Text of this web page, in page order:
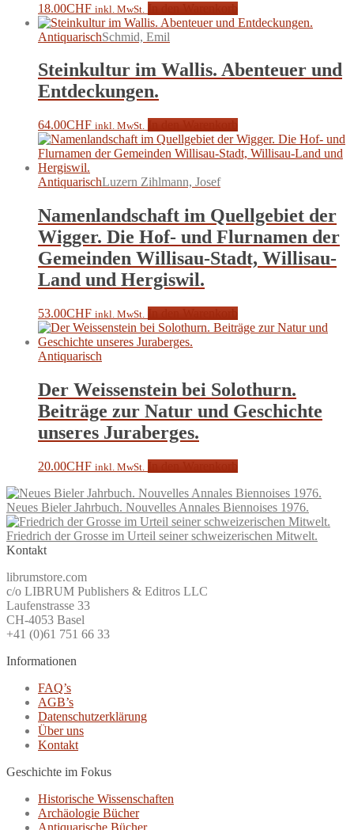
18.00CHF inkl. MwSt.
AntiquarischSchmid, Emil
Steinkultur im Wallis. Abenteuer und
Entdeckungen.
64.00CHF inkl. MwSt.
AntiquarischLuzern Zihlmann, Josef
Namenlandschaft im Quellgebiet der
Wigger. Die Hof- und Flurnamen der
Gemeinden Willisau-Stadt, Willisau-
Land und Hergiswil.
53.00CHF inkl. MwSt.
Antiquarisch
Der Weissenstein bei Solothurn.
Beiträge zur Natur und Geschichte
unseres Juraberges.
20.00CHF inkl. MwSt.
Neues Bieler Jahrbuch. Nouvelles Annales Biennoises 1976.
Friedrich der Grosse im Urteil seiner schweizerischen Mitwelt.
Kontakt
librumstore.com
c/o LIBRUM Publishers & Editros LLC
Laufenstrasse 33
CH-4053 Basel
+41 (0)61 751 66 33
Informationen
FAQ’s
AGB’s
Datenschutzerklärung
Über uns
Kontakt
Geschichte im Fokus
Historische Wissenschaften
Archäologie Bücher
Antiquarische Bücher